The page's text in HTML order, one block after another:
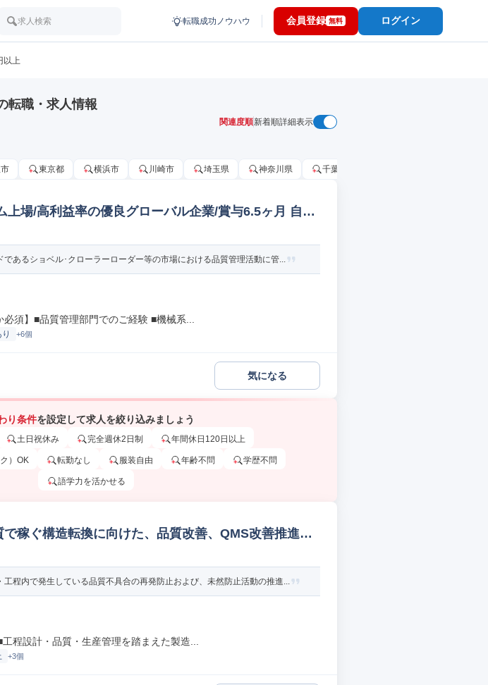
求人検索 転職成功ノウハウ 会員登録 無料 ログイン
以上
転職・求人情報
関連度順新着順詳細表示
東京都 横浜市 川崎市 埼玉県 神奈川県 千葉市
上場/高利益率の優良グローバル企業/賞与6.5ヶ月 自動
あるショベル･クローラーローダー等の市場における品質管理活動に管...
須】■品質管理部門でのご経験 ■機械系...
+6個
気になる
り条件を設定して求人を絞り込みましょう
土日祝休み 完全週休2日制 年間休日120日以上
）OK 転勤なし 服装自由 年齢不問 学歴不問
語学力を活かせる
で稼ぐ構造転換に向けた、品質改善、QMS改善推進担
程内で発生している品質不具合の再発防止および、未然防止活動の推進...
程設計・品質・生産管理を踏まえた製造...
+3個